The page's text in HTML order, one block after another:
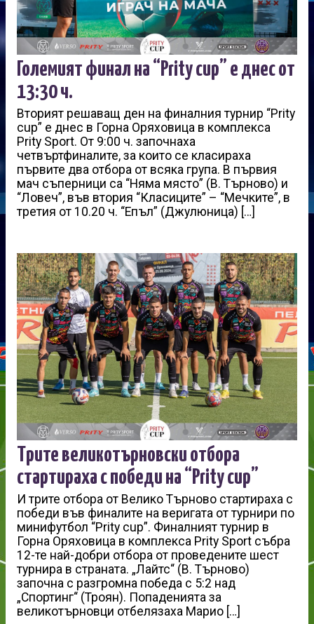
Големият финал на “Prity cup” е днес от
13:30 ч.
Вторият решаващ ден на финалния турнир “Prity
cup” е днес в Горна Оряховица в комплекса
Prity Sport. От 9:00 ч. започнаха
четвъртфиналите, за които се класираха
първите два отбора от всяка група. В първия
мач съперници са “Няма място” (В. Търново) и
“Ловеч”, във втория “Класиците” – “Мечките”, в
третия от 10.20 ч. “Епъл” (Джулюница) […]
Трите великотърновски отбора
стартираха с победи на “Prity cup”
И трите отбора от Велико Търново стартираха с
победи във финалите на веригата от турнири по
минифутбол “Prity cup”. Финалният турнир в
Горна Оряховица в комплекса Prity Sport събра
12-те най-добри отбора от проведените шест
турнира в страната. „Лайтс“ (В. Търново)
започна с разгромна победа с 5:2 над
„Спортинг“ (Троян). Попаденията за
великотърновци отбелязаха Марио […]